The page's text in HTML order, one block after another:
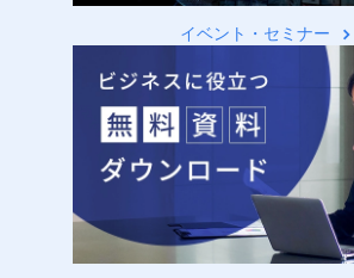
イベント・セミナー